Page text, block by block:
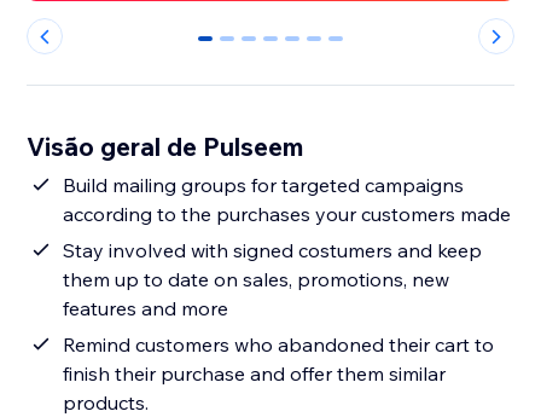
0 1 2 3 4 5 6
Visão geral de Pulseem
Build mailing groups for targeted campaigns
according to the purchases your customers made
Stay involved with signed costumers and keep
them up to date on sales, promotions, new
features and more
Remind customers who abandoned their cart to
finish their purchase and offer them similar
products.